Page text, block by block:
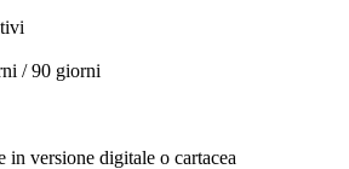
/ 90 giorni
in versione digitale o cartacea